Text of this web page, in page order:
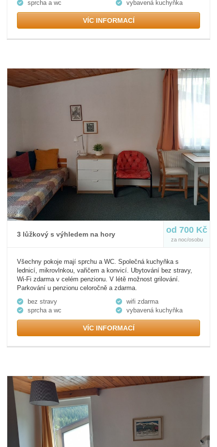
sprcha a wc
vybavená kuchyňka
VÍC INFORMACÍ
3 lůžkový s výhledem na hory od 700 Kč
za noc/osobu
Všechny pokoje mají sprchu a WC. Společná kuchyňka s
lednicí, mikrovlnkou, vařičem a konvicí. Ubytování bez stravy,
Wi-Fi zdarma v celém penzionu. V létě možnost grilování.
Parkování u penzionu celoročně a zdarma.
bez stravy
sprcha a wc
wifi zdarma
vybavená kuchyňka
VÍC INFORMACÍ